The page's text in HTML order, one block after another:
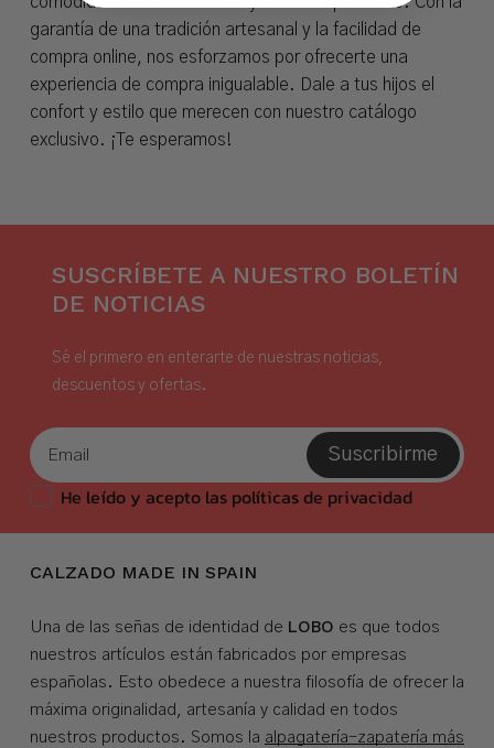
garantía de una tradición artesanal y la facilidad de
compra online, nos esforzamos por ofrecerte una
experiencia de compra inigualable. Dale a tus hijos el
confort y estilo que merecen con nuestro catálogo
exclusivo. ¡Te esperamos!
SUSCRÍBETE A NUESTRO BOLETÍN
DE NOTICIAS
Sé el primero en enterarte de nuestras noticias,
descuentos y ofertas.
Suscribirme
He leído y acepto las políticas de privacidad
CALZADO MADE IN SPAIN
Una de las señas de identidad de LOBO es que todos
nuestros artículos están fabricados por empresas
españolas. Esto obedece a nuestra filosofía de ofrecer la
máxima originalidad, artesanía y calidad en todos
nuestros productos. Somos la alpagatería-zapatería más